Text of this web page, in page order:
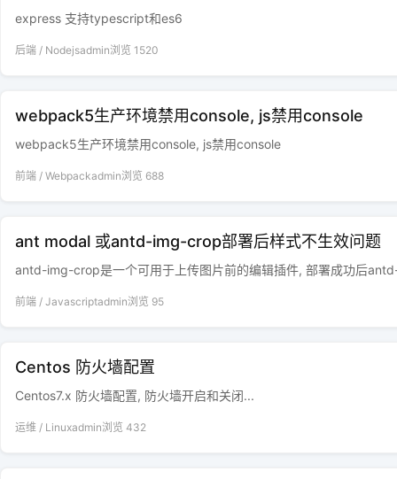
express 支持typescript和es6
后端 / Nodejsadmin浏览 1520
webpack5生产环境禁用console, js禁用console
webpack5生产环境禁用console, js禁用console
前端 / Webpackadmin浏览 688
ant modal 或antd-img-crop部署后样式不生效问题
antd-img-crop是一个可用于上传图片前的编辑插件, 部署成功后
前端 / Javascriptadmin浏览 95
Centos 防火墙配置
Centos7.x 防火墙配置, 防火墙开启和关闭...
运维 / Linuxadmin浏览 432